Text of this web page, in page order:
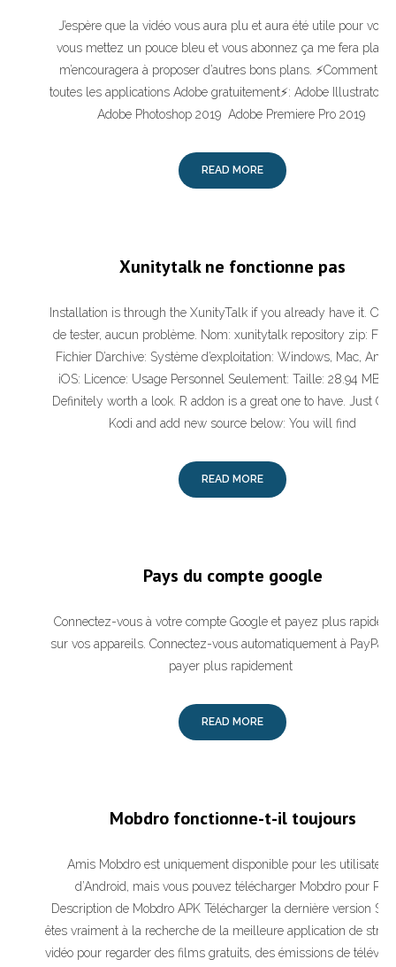
J’espère que la vidéo vous aura plu et aura été utile pour
vous mettez un pouce bleu et vous abonnez ça me fera
m’encouragera à proposer d’autres bons plans. ⚡Comment
toutes les applications Adobe gratuitement⚡: Adobe Illustrator
Adobe Photoshop 2019 ️ Adobe Premiere Pro 2019 ️
READ MORE
Xunitytalk ne fonctionne pas
Installation is through the XunityTalk if you already have it. On
de tester, aucun problème. Nom: xunitytalk repository zip:
Fichier D’archive: Système d’exploitation: Windows, Mac,
iOS: Licence: Usage Personnel Seulement: Taille: 28.94
Definitely worth a look. R addon is a great one to have. Just Go
Kodi and add new source below: You will find
READ MORE
Pays du compte google
Connectez-vous à votre compte Google et payez plus
sur vos appareils. Connectez-vous automatiquement à PayPal
payer plus rapidement
READ MORE
Mobdro fonctionne-t-il toujours
Amis Mobdro est uniquement disponible pour les
d’Android, mais vous pouvez télécharger Mobdro pour PC.
Description de Mobdro APK Télécharger la dernière version Si
êtes vraiment à la recherche de la meilleure application de
vidéo pour regarder des films gratuits, des émissions de